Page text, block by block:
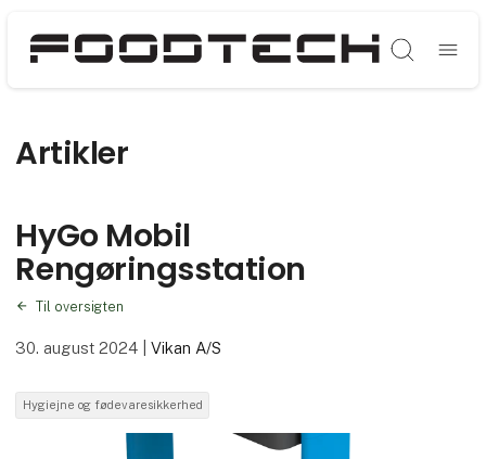
Søg
Artikler
HyGo Mobil
Rengøringsstation
Til oversigten
30. august 2024 |Vikan A/S
Hygiejne og fødevaresikkerhed